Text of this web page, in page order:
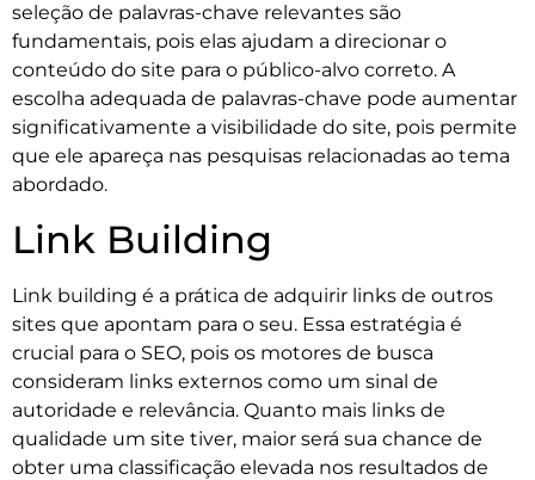
seleção de palavras-chave relevantes são
fundamentais, pois elas ajudam a direcionar o
conteúdo do site para o público-alvo correto. A
escolha adequada de palavras-chave pode aumentar
significativamente a visibilidade do site, pois permite
que ele apareça nas pesquisas relacionadas ao tema
abordado.
Link Building
Link building é a prática de adquirir links de outros
sites que apontam para o seu. Essa estratégia é
crucial para o SEO, pois os motores de busca
consideram links externos como um sinal de
autoridade e relevância. Quanto mais links de
qualidade um site tiver, maior será sua chance de
obter uma classificação elevada nos resultados de